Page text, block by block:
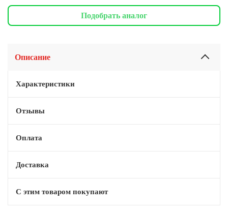
Подобрать аналог
Описание
Характеристики
Отзывы
Оплата
Доставка
С этим товаром покупают